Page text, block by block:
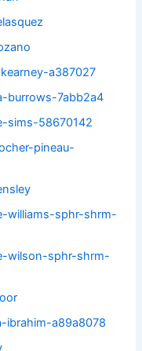
a387027
burrows-7abb2a4
sims-58670142
pineau-
williams-sphr-shrm-
wilson-sphr-shrm-
ibrahim-a89a8078